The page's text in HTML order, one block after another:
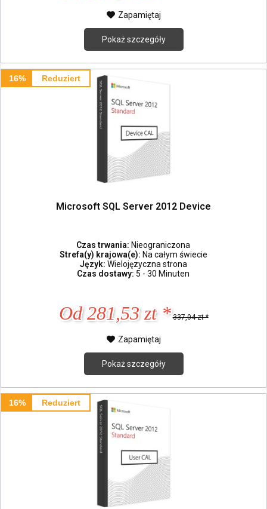
Zapamiętaj
Pokaż szczegóły
16% Reduziert
Microsoft SQL Server 2012 Device
Czas trwania: Nieograniczona
Strefa(y) krajowa(e): Na całym świecie
Język: Wielojęzyczna strona
Czas dostawy: 5 - 30 Minuten
Od 281,53 zt * 337,04 zt *
Zapamiętaj
Pokaż szczegóły
16% Reduziert